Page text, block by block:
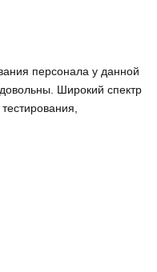
персонала у данной
Широкий спектр